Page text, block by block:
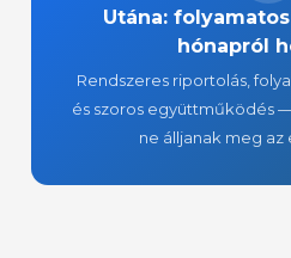
Utána:
hónapról
Rendszeres riportolás,
és szoros együttműködés
ne álljanak meg az